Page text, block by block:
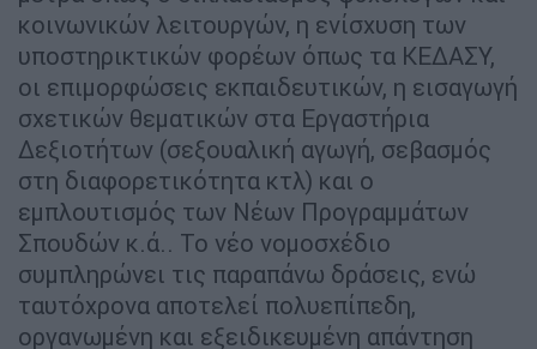
κοινωνικών λειτουργών, η ενίσχυση των
υποστηρικτικών φορέων όπως τα ΚΕΔΑΣΥ,
οι επιμορφώσεις εκπαιδευτικών, η εισαγωγή
σχετικών θεματικών στα Εργαστήρια
Δεξιοτήτων (σεξουαλική αγωγή, σεβασμός
στη διαφορετικότητα κτλ) και ο
εμπλουτισμός των Νέων Προγραμμάτων
Σπουδών κ.ά.. Το νέο νομοσχέδιο
συμπληρώνει τις παραπάνω δράσεις, ενώ
ταυτόχρονα αποτελεί πολυεπίπεδη,
οργανωμένη και εξειδικευμένη απάντηση